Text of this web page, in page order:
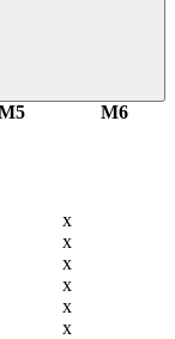
М6
х
х
х
х
х
х